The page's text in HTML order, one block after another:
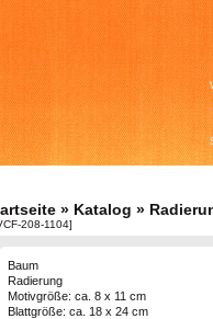
» Katalog »
208-1104]
Baum
Radierung
Motivgröße: ca. 8 x 11 cm
Blattgröße: ca. 18 x 24 cm